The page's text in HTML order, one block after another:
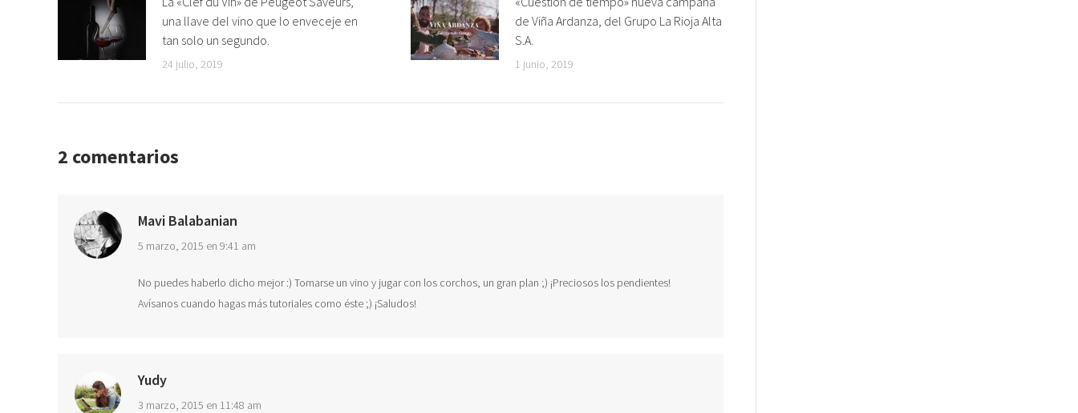
una llave del vino que lo enveceje en
tan solo un segundo.
24 julio, 2019
de Viña Ardanza, del Grupo La Rioja Alta
S.A.
1 junio, 2019
2 comentarios
Mavi Balabanian
dice:
5 marzo, 2015 en 9:41 am
No puedes haberlo dicho mejor :) Tomarse un vino y jugar con los corchos, un gran plan ;) ¡Preciosos los pendientes!
Avísanos cuando hagas más tutoriales como éste ;) ¡Saludos!
Yudy
dice:
3 marzo, 2015 en 11:48 am